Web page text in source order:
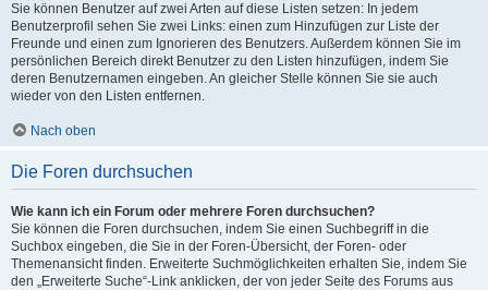
Sie können Benutzer auf zwei Arten auf diese Listen setzen: In jedem
Benutzerprofil sehen Sie zwei Links: einen zum Hinzufügen zur Liste der
Freunde und einen zum Ignorieren des Benutzers. Außerdem können Sie im
persönlichen Bereich direkt Benutzer zu den Listen hinzufügen, indem Sie
deren Benutzernamen eingeben. An gleicher Stelle können Sie sie auch
wieder von den Listen entfernen.
Nach oben
Die Foren durchsuchen
Wie kann ich ein Forum oder mehrere Foren durchsuchen?
Sie können die Foren durchsuchen, indem Sie einen Suchbegriff in die
Suchbox eingeben, die Sie in der Foren-Übersicht, der Foren- oder
Themenansicht finden. Erweiterte Suchmöglichkeiten erhalten Sie, indem Sie
den „Erweiterte Suche“-Link anklicken, der von jeder Seite des Forums aus